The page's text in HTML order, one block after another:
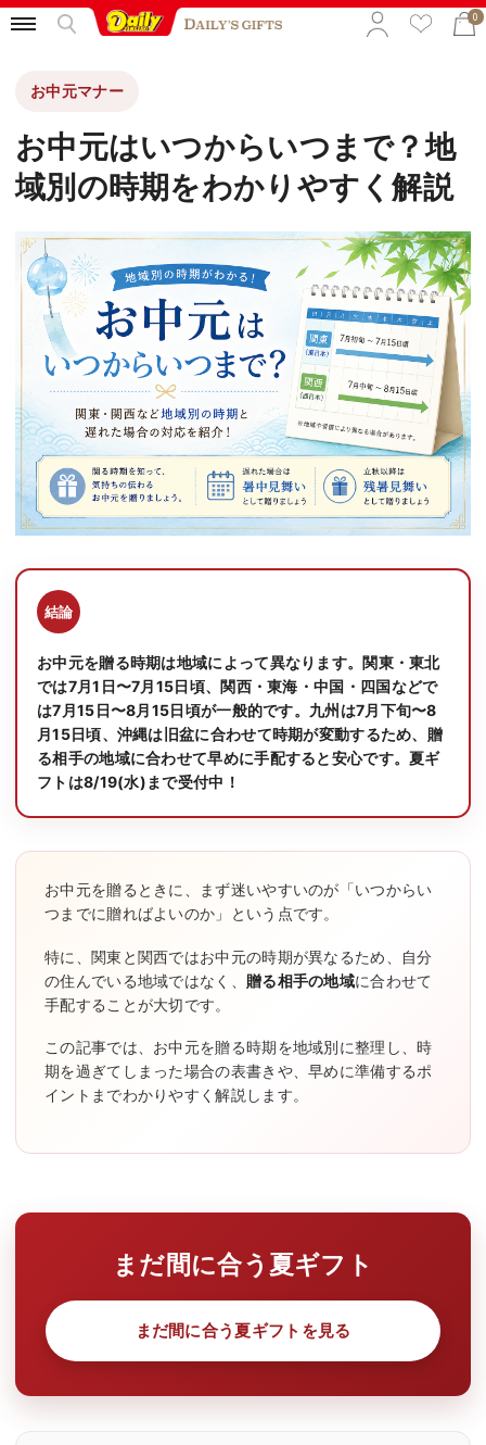
0
予算から選ぶ
カテゴリから選ぶ
贈る相手から選ぶ
お中元マナー
お中元はいつからいつまで？地
域別の時期をわかりやすく解説
お中元を贈る時期は地域によって異なります。関東・東北
では7月1日〜7月15日頃、関西・東海・中国・四国などで
は7月15日〜8月15日頃が一般的です。九州は7月下旬〜8
月15日頃、沖縄は旧盆に合わせて時期が変動するため、贈
る相手の地域に合わせて早めに手配すると安心です。夏ギ
フトは8/19(水)まで受付中！
お中元を贈るときに、まず迷いやすいのが「いつからい
つまでに贈ればよいのか」という点です。
特に、関東と関西ではお中元の時期が異なるため、自分
の住んでいる地域ではなく、 贈る相手の地域に合わせて
手配することが大切です。
この記事では、お中元を贈る時期を地域別に整理し、時
期を過ぎてしまった場合の表書きや、早めに準備するポ
イントまでわかりやすく解説します。
まだ間に合う夏ギフト
まだ間に合う夏ギフトを見る